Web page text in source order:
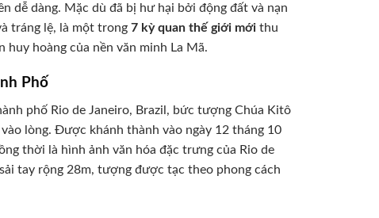
dễ dàng. Mặc dù đã bị hư hại bởi động đất và nạn
tráng lệ, là một trong 7 kỳ quan thế giới mới thu
hoàng của nền văn minh La Mã.
Phố
phố Rio de Janeiro, Brazil, bức tượng Chúa Kitô
lòng. Được khánh thành vào ngày 12 tháng 10
thời là hình ảnh văn hóa đặc trưng của Rio de
tay rộng 28m, tượng được tạc theo phong cách